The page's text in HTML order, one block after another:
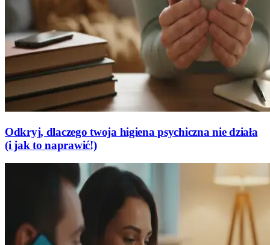
Odkryj, dlaczego twoja higiena psychiczna nie działa
(i jak to naprawić!)